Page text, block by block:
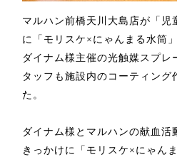
マルハン前橋天川大島店が「
に
「モリスケ×にゃんまる水筒
ダイナム様主催の光触媒スプレ
タッフも施設内のコーティング
た。
ダイナム様とマルハンの献血活
きっかけに「モリスケ×にゃん